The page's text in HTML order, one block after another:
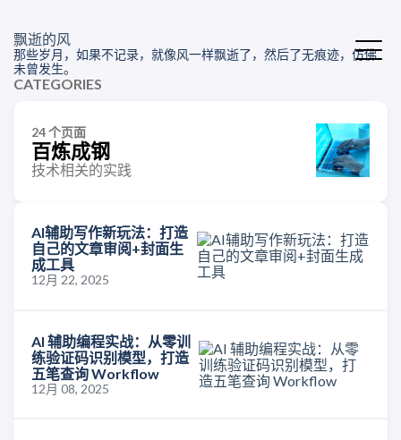
飘逝的风
那些岁月，如果不记录，就像风一样飘逝了，然后了无痕迹，仿佛
未曾发生。
CATEGORIES
24 个页面
百炼成钢
技术相关的实践
AI辅助写作新玩法：打造
自己的文章审阅+封面生
成工具
12月 22, 2025
AI 辅助编程实战：从零训
练验证码识别模型，打造
五笔查询 Workflow
12月 08, 2025